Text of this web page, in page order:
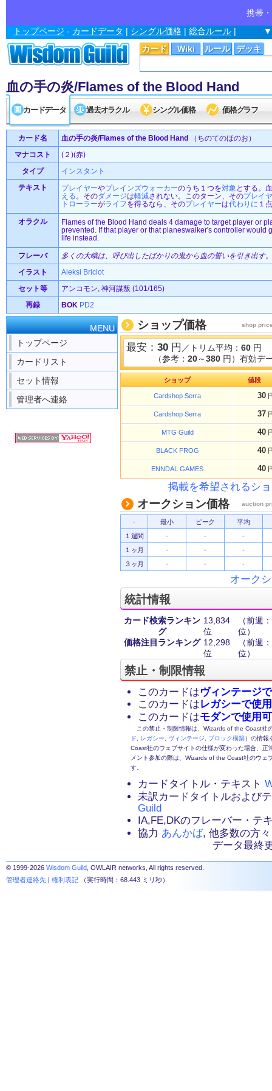
携帯
カード Wiki ルール デッキ
トップページ - カードデータ | シングル価格 | 総合ルール |
血の手の炎/Flames of the Blood Hand
カードデータ 過去オラクル シングル価格 価格グラフ
カード名 血の手の炎/Flames of the Blood Hand
（ちのてのほのお）
マナコスト
(２)(赤)
タイプ
インスタント
テキスト
プレイヤーやプレインズウォーカーのうち１つを対象 とする。
える。そのダメージは軽減されない。このターン、そのプレイ
トローラーがライフを得るなら、そのプレイヤーは代わりに １
オラクル
Flames of the Blood Hand deals 4 damage to target player or
prevented. If that player or that planeswalker's controller would
life instead.
フレーバ
多くの大峨は、呼び出したばかりの鬼から血の誓いを引き出す
イラスト
Aleksi Briclot
セット等
アンコモン, 神河謀叛 (101/165)
再録
BOK PD2
MENU
トップページ
カードリスト
セット情報
管理者へ連絡
ショップ価格 shop
最安： 30 円 ／トリム平均： 60 円
（参考： 20～380 円）有効デ
ショップ 値段
Cardshop Serra 30
Cardshop Serra 37
MTG Guild 40
BLACK FROG 40
ENNDAL GAMES 40
掲載を希望されるシ
オークション価格 auction
- 最小 ピーク
平均
１週間
- -
-
１ヶ月
- -
-
３ヶ月
- - -
オーク
統計情報
カード検索ランキン
グ
13,834
位
（前週
位）
価格注目ランキング 12,298
位
（前週
位）
禁止・制限情報
このカードはヴィンテージ
このカードはレガシーで使
このカードはモダンで使用
この禁止・制限情報は、Wizards of the Coast社
ド
レガシー ヴィンテージ ブロック構築）の情報
Coast社のウェブサイトの仕様が変わった場合、
メント参加の際は、Wizards of the Coast社のウェ
す。
カードタイトル・テキスト
未訳カードタイトルおよび
Guild
IA,FE,DKのフレーバー・テ
協力 あんかば, 他多数の方々
データ最終
© 1999-2026 Wisdom Guild , OWLAIR networks, All rights reserved.
管理者連絡先 | 権利表記 （実行時間：68.443 ミリ秒）